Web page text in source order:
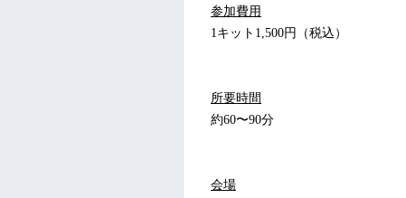
参加費用
1キット1,500円（税込）
所要時間
約60〜90分
会場